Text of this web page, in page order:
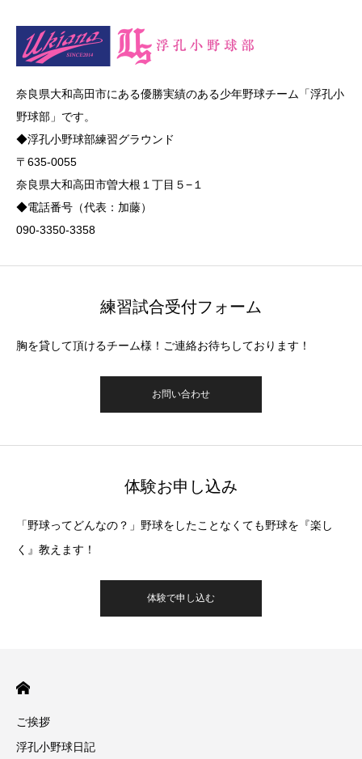
奈良県大和高田市にある優勝実績のある少年野球チーム「浮孔小
野球部」です。
◆浮孔小野球部練習グラウンド
〒635-0055
奈良県大和高田市曽大根１丁目５−１
◆電話番号（代表：加藤）
090-3350-3358
練習試合受付フォーム
胸を貸して頂けるチーム様！ご連絡お待ちしております！
お問い合わせ
体験お申し込み
「野球ってどんなの？」野球をしたことなくても野球を『楽し
く』教えます！
体験で申し込む
ご挨拶
浮孔小野球日記